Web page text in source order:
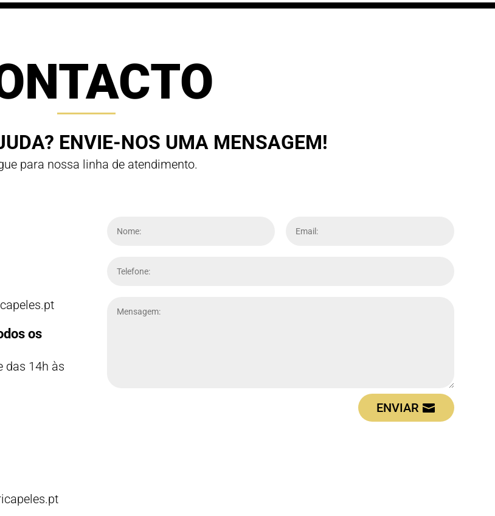
ENVIE-NOS UMA MENSAGEM!
para nossa linha de atendimento.
os
das 14h às
ENVIAR